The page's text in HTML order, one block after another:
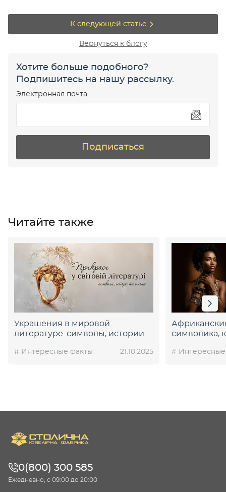
К следующей статье
Вернуться к блогу
Хотите больше подобного?
Подпишитесь на нашу рассылку.
Электронная почта
Подписаться
Читайте также
Украшения в мировой
литературе: символы, истории и
# Интересные факты 21.10.2025
символика,
#
0(800) 300 585
Ежедневно, с 09:00 до 20:00